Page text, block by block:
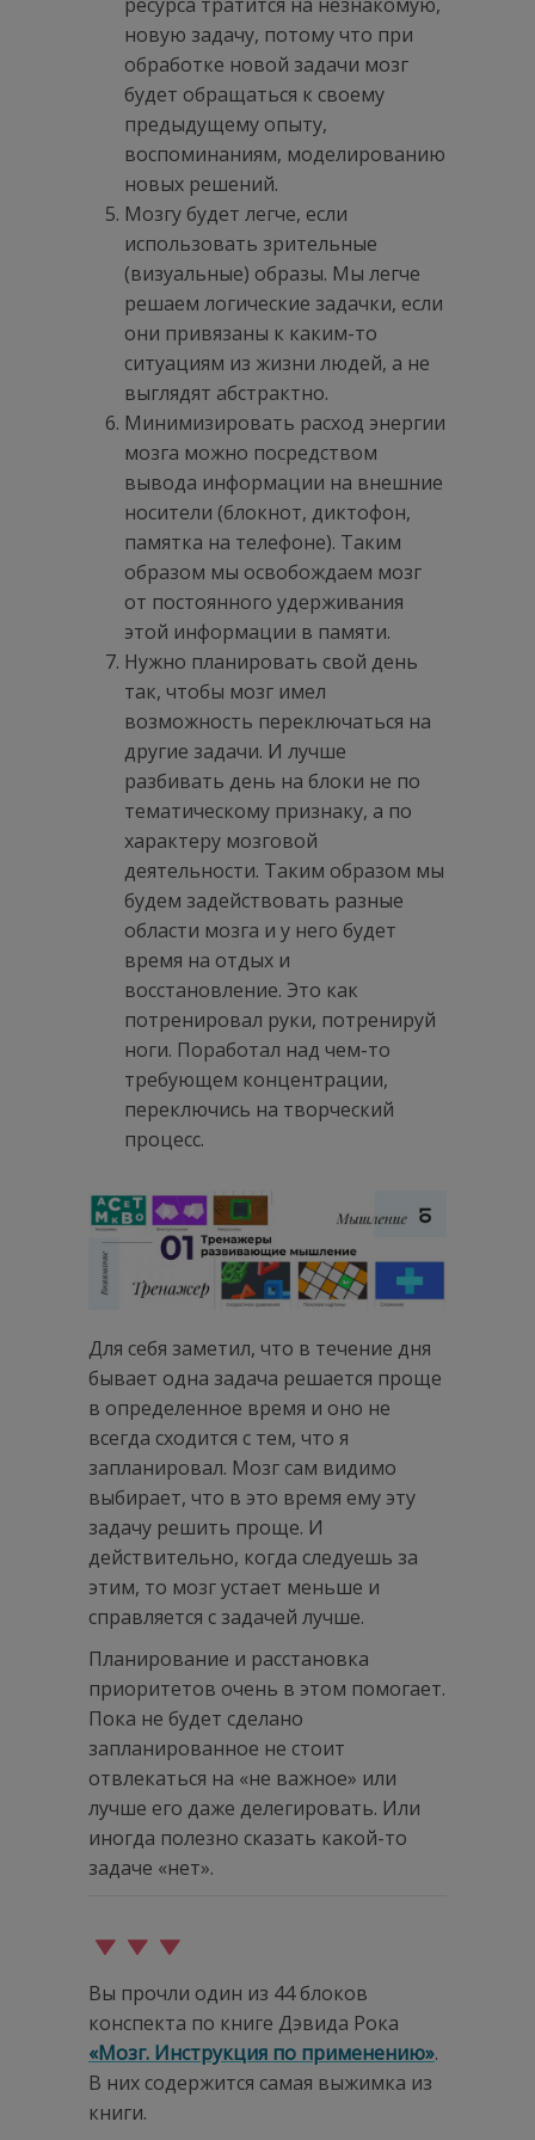
новую задачу, потому что при
обработке новой задачи мозг
будет обращаться к своему
предыдущему опыту,
воспоминаниям, моделированию
новых решений.
Мозгу будет легче, если
использовать зрительные
(визуальные) образы. Мы легче
решаем логические задачки, если
они привязаны к каким-то
ситуациям из жизни людей, а не
выглядят абстрактно.
Минимизировать расход энергии
мозга можно посредством
вывода информации на внешние
носители (блокнот, диктофон,
памятка на телефоне). Таким
образом мы освобождаем мозг
от постоянного удерживания
этой информации в памяти.
Нужно планировать свой день
так, чтобы мозг имел
возможность переключаться на
другие задачи. И лучше
разбивать день на блоки не по
тематическому признаку, а по
характеру мозговой
деятельности. Таким образом мы
будем задействовать разные
области мозга и у него будет
время на отдых и
восстановление. Это как
потренировал руки, потренируй
ноги. Поработал над чем-то
требующем концентрации,
переключись на творческий
процесс.
Для себя заметил, что в течение дня
бывает одна задача решается проще
в определенное время и оно не
всегда сходится с тем, что я
запланировал. Мозг сам видимо
выбирает, что в это время ему эту
задачу решить проще. И
действительно, когда следуешь за
этим, то мозг устает меньше и
справляется с задачей лучше.
Планирование и расстановка
приоритетов очень в этом помогает.
Пока не будет сделано
запланированное не стоит
отвлекаться на «не важное» или
лучше его даже делегировать. Или
иногда полезно сказать какой-то
задаче «нет».
Вы прочли один из 44 блоков
конспекта по книге Дэвида Рока
«Мозг. Инструкция по применению».
В них содержится самая выжимка из
книги.